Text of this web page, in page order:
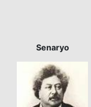
Senaryo